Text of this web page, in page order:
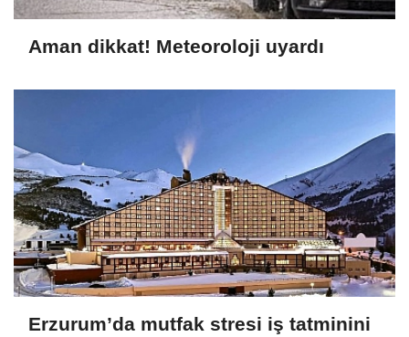
Aman dikkat! Meteoroloji uyardı
Erzurum’da mutfak stresi iş tatminini